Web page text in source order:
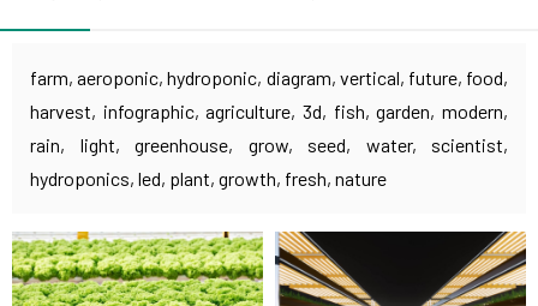
farm, aeroponic, hydroponic, diagram, vertical, future, food,
harvest, infographic, agriculture, 3d, fish, garden, modern,
rain, light, greenhouse, grow, seed, water, scientist,
hydroponics, led, plant, growth, fresh, nature